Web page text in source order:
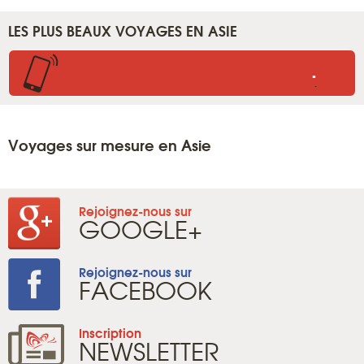
LES PLUS BEAUX VOYAGES EN ASIE
..
Voyages sur mesure en Asie
Rejoignez-nous sur
GOOGLE+
Rejoignez-nous sur
FACEBOOK
Inscription
NEWSLETTER